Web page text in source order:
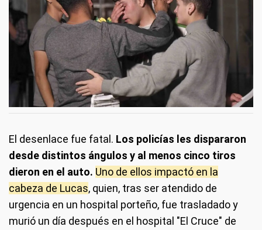
El desenlace fue fatal. Los policías les dispararon
desde distintos ángulos y al menos cinco tiros
dieron en el auto. Uno de ellos impactó en la
cabeza de Lucas, quien, tras ser atendido de
urgencia en un hospital porteño, fue trasladado y
murió un día después en el hospital "El Cruce" de